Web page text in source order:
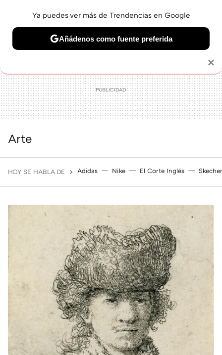
BELLEZA SHOPPING VIAJES GASTRO SNEAKERS
Arte
HOY SE HABLA DE Adidas Nike El Corte Inglés
×
Ya puedes ver más de Trendencias en Google
Añádenos como fuente preferida